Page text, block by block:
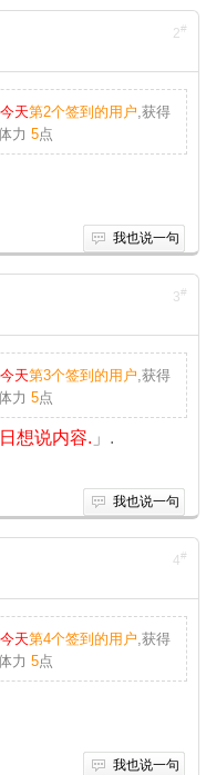
2#
今天第2个签到的用户,获得
力 5点
我也说一句
3#
今天第3个签到的用户,获得
力 5点
想说内容. 」.
我也说一句
4#
今天第4个签到的用户,获得
力 5点
我也说一句